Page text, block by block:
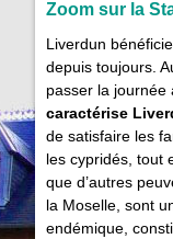
Zoom sur la
Liverdun
depuis toujours.
passer la journée
caractérise
de satisfaire les
les cypridés, tout
que d’autres
la Moselle, sont
endémique,